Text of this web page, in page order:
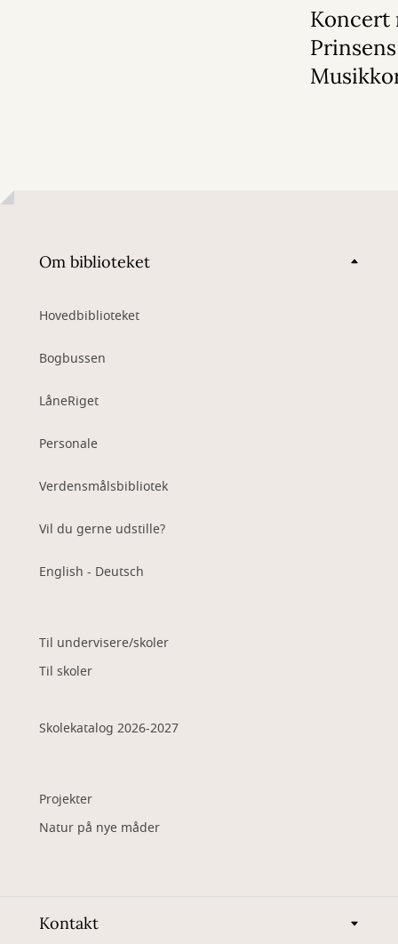
2026
Koncert
Prinsens
Om biblioteket
Hovedbiblioteket
Bogbussen
LåneRiget
Personale
Verdensmålsbibliotek
Vil du gerne udstille?
English - Deutsch
Til undervisere/skoler
Til skoler
Skolekatalog 2026-2027
Projekter
Natur på nye måder
Kontakt